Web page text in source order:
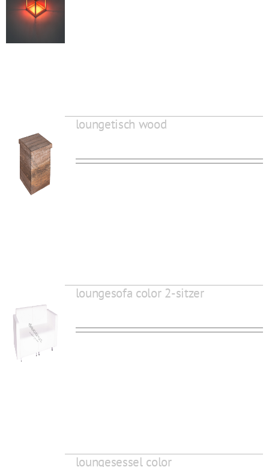
loungetisch wood
loungesofa color 2-sitzer
loungesessel color